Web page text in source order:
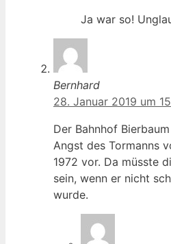
Ja war so!
Bernhard
28. Januar 2019 um
Der Bahnhof
Angst des Tormanns
1972 vor. Da müsste
sein, wenn er nicht
wurde.